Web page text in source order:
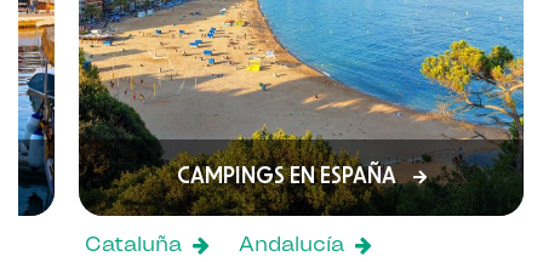
CAMPINGS EN ESPAÑA
Cataluña
Andalucía